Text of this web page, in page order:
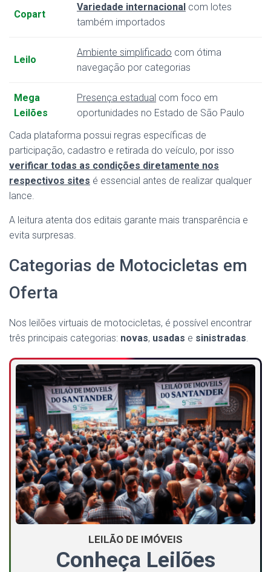
Copart
Variedade internacional com lotes
também importados
Leilo
Ambiente simplificado com ótima
navegação por categorias
Mega
Leilões
Presença estadual com foco em
oportunidades no Estado de São Paulo
Cada plataforma possui regras específicas de
participação, cadastro e retirada do veículo, por isso
verificar todas as condições diretamente nos
respectivos sites é essencial antes de realizar qualquer
lance.
A leitura atenta dos editais garante mais transparência e
evita surpresas.
Categorias de Motocicletas em
Oferta
Nos leilões virtuais de motocicletas, é possível encontrar
três principais categorias: novas, usadas e sinistradas.
LEILÃO DE IMÓVEIS
Conheça Leilões